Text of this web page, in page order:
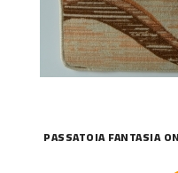
PASSATOIA FANTASIA